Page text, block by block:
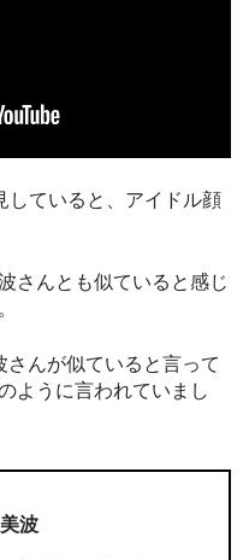
していると、アイドル顔
さんとも似ていると感じ
んが似ていると言って
ように言われていまし
波